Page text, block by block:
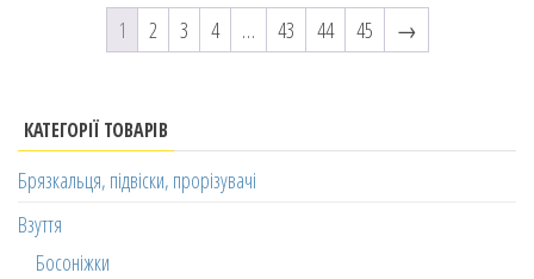
1 2 3 4 … 43 44 45 →
КАТЕГОРІЇ ТОВАРІВ
Брязкальця, підвіски, прорізувачі
Взуття
Босоніжки